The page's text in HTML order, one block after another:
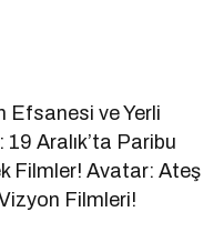
Efsanesi ve Yerli
Aralık’ta Paribu
Filmler! Avatar: Ateş
Filmleri!